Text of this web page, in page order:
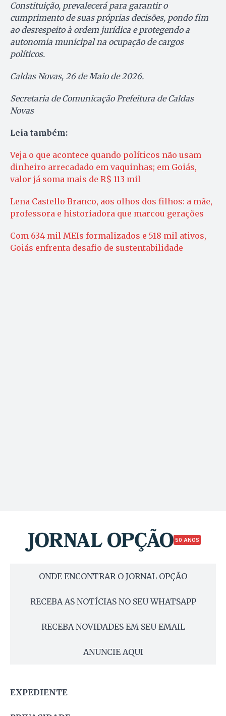
Constituição, prevalecerá para garantir o
cumprimento de suas próprias decisões, pondo fim
ao desrespeito à ordem jurídica e protegendo a
autonomia municipal na ocupação de cargos
políticos.
Caldas Novas, 26 de Maio de 2026.
Secretaria de Comunicação Prefeitura de Caldas
Novas
Leia também:
Veja o que acontece quando políticos não usam
dinheiro arrecadado em vaquinhas; em Goiás,
valor já soma mais de R$ 113 mil
Lena Castello Branco, aos olhos dos filhos: a mãe,
professora e historiadora que marcou gerações
Com 634 mil MEIs formalizados e 518 mil ativos,
Goiás enfrenta desafio de sustentabilidade
50 ANOS
ONDE ENCONTRAR O JORNAL OPÇÃO
RECEBA AS NOTÍCIAS NO SEU WHATSAPP
RECEBA NOVIDADES EM SEU EMAIL
ANUNCIE AQUI
EXPEDIENTE